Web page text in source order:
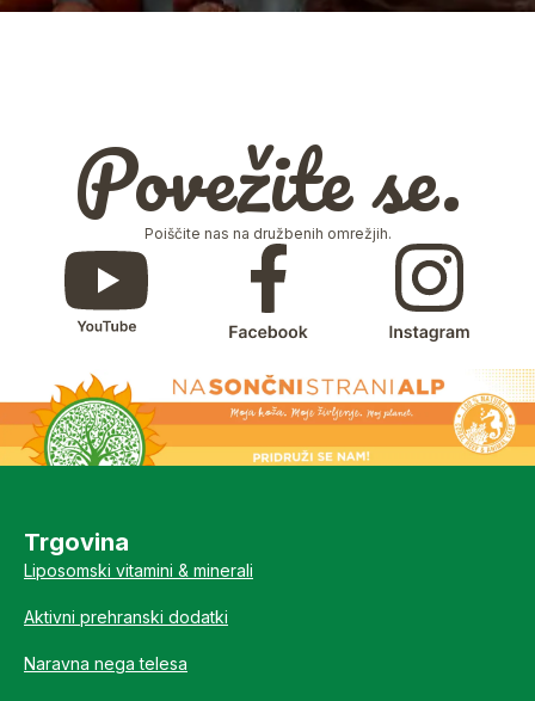
Povežite se.
Poiščite nas na družbenih omrežjih.
Trgovina
Liposomski vitamini & minerali
Aktivni prehranski dodatki
Naravna nega telesa